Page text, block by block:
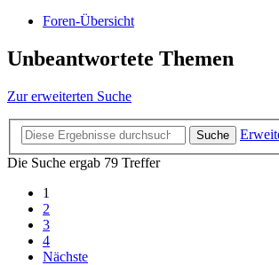
Foren-Übersicht
Unbeantwortete Themen
Zur erweiterten Suche
Suche
Die Suche ergab 79 Treffer
1
2
3
4
Nächste